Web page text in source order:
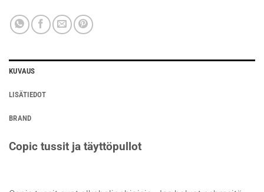
KUVAUS
LISÄTIEDOT
BRAND
Copic tussit ja täyttöpullot